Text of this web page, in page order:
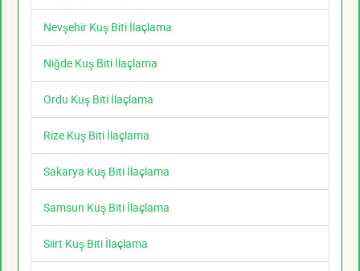
Nevşehir Kuş Biti İlaçlama
Niğde Kuş Biti İlaçlama
Ordu Kuş Biti İlaçlama
Rize Kuş Biti İlaçlama
Sakarya Kuş Biti İlaçlama
Samsun Kuş Biti İlaçlama
Siirt Kuş Biti İlaçlama